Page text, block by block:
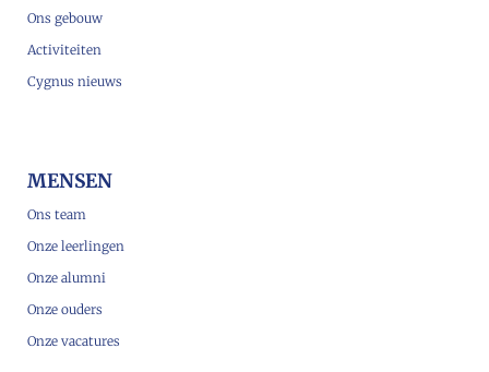
Ons gebouw
Activiteiten
Cygnus nieuws
MENSEN
Ons team
Onze leerlingen
Onze alumni
Onze ouders
Onze vacatures